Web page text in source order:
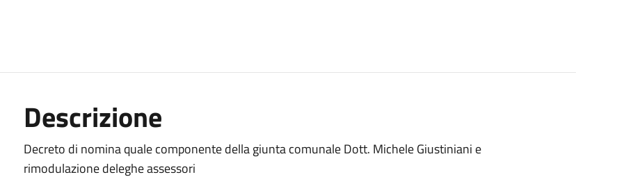
Descrizione
Decreto di nomina quale componente della giunta comunale Dott. Michele Giustiniani e
rimodulazione deleghe assessori